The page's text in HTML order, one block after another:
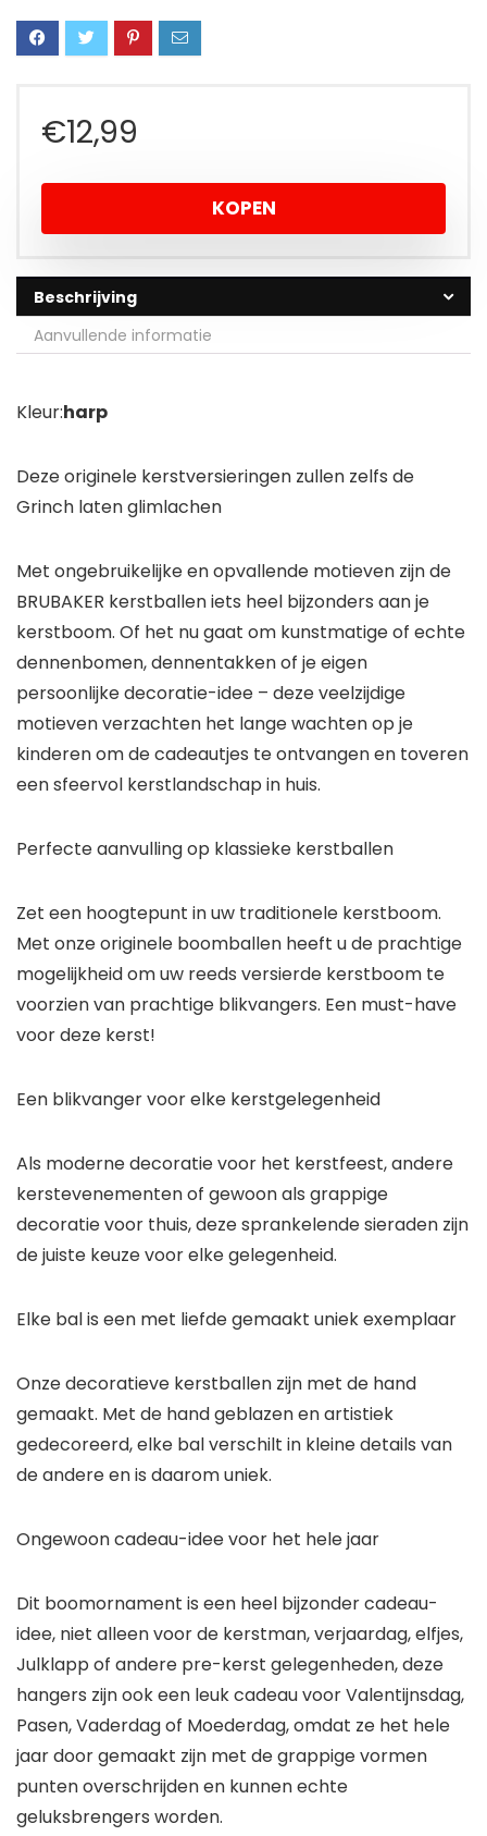
€12,99
KOPEN
Beschrijving
Aanvullende informatie
Kleur:harp
Deze originele kerstversieringen zullen zelfs de
Grinch laten glimlachen
Met ongebruikelijke en opvallende motieven zijn de
BRUBAKER kerstballen iets heel bijzonders aan je
kerstboom. Of het nu gaat om kunstmatige of echte
dennenbomen, dennentakken of je eigen
persoonlijke decoratie-idee – deze veelzijdige
motieven verzachten het lange wachten op je
kinderen om de cadeautjes te ontvangen en toveren
een sfeervol kerstlandschap in huis.
Perfecte aanvulling op klassieke kerstballen
Zet een hoogtepunt in uw traditionele kerstboom.
Met onze originele boomballen heeft u de prachtige
mogelijkheid om uw reeds versierde kerstboom te
voorzien van prachtige blikvangers. Een must-have
voor deze kerst!
Een blikvanger voor elke kerstgelegenheid
Als moderne decoratie voor het kerstfeest, andere
kerstevenementen of gewoon als grappige
decoratie voor thuis, deze sprankelende sieraden zijn
de juiste keuze voor elke gelegenheid.
Elke bal is een met liefde gemaakt uniek exemplaar
Onze decoratieve kerstballen zijn met de hand
gemaakt. Met de hand geblazen en artistiek
gedecoreerd, elke bal verschilt in kleine details van
de andere en is daarom uniek.
Ongewoon cadeau-idee voor het hele jaar
Dit boomornament is een heel bijzonder cadeau-
idee, niet alleen voor de kerstman, verjaardag, elfjes,
Julklapp of andere pre-kerst gelegenheden, deze
hangers zijn ook een leuk cadeau voor Valentijnsdag,
Pasen, Vaderdag of Moederdag, omdat ze het hele
jaar door gemaakt zijn met de grappige vormen
punten overschrijden en kunnen echte
geluksbrengers worden.